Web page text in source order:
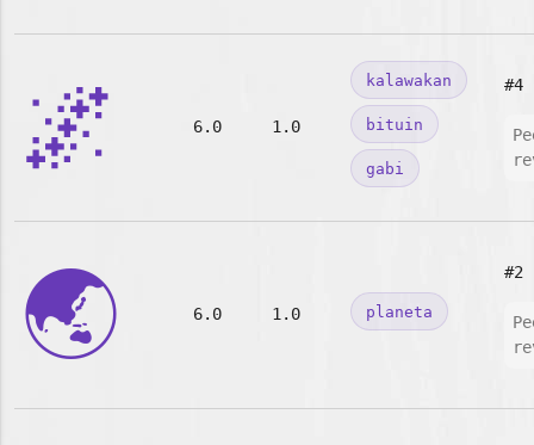
🌌 6.0 1.0
kalawakan
bituin
gabi
#4
🌏 6.0 1.0 planeta
#2